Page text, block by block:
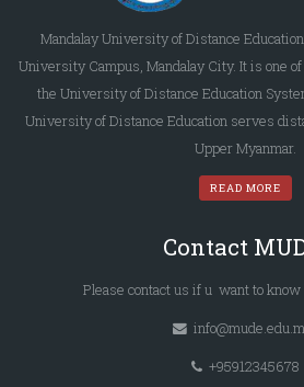
Mandalay University of Distance
University Campus, Mandalay City. It is one
the University of Distance Education
University of Distance Education serves
Upper Myanmar.
READ MORE
Contact
Please contact us if u want to
+95912345678